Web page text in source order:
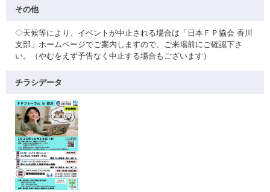
その他
◇天候等により、イベントが中止される場合は「日本ＦＰ協会 香川
支部」ホームページでご案内しますので、ご来場前にご確認下さ
い。（やむをえず予告なく中止する場合もございます）
チラシデータ